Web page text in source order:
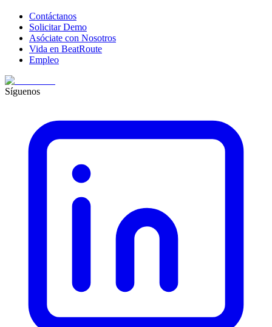
Contáctanos
Solicitar Demo
Asóciate con Nosotros
Vida en BeatRoute
Empleo
Síguenos